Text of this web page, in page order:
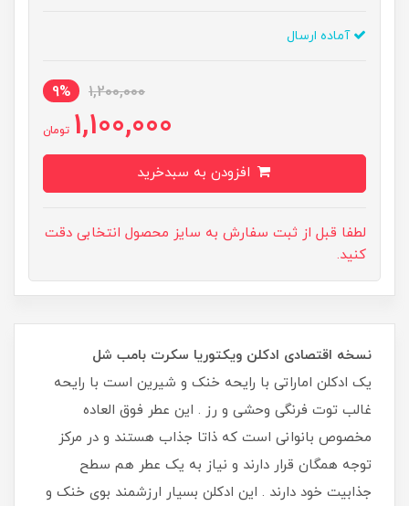
آماده ارسال
1,200,000
9%
1,100,000 تومان
لطفا قبل از ثبت سفارش به سایز محصول انتخابی دقت
کنید.
نسخه اقتصادی ادکلن ویکتوریا سکرت بامب شل
یک ادکلن اماراتی با رایحه خنک و شیرین است با رایحه
غالب توت فرنگی وحشی و رز . این عطر فوق العاده
مخصوص بانوانی است که ذاتا جذاب هستند و در مرکز
توجه همگان قرار دارند و نیاز به یک عطر هم سطح
جذابیت خود دارند . این ادکلن بسیار ارزشمند بوی خنک و